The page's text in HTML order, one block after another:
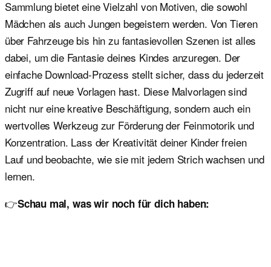
Sammlung bietet eine Vielzahl von Motiven, die sowohl
Mädchen als auch Jungen begeistern werden. Von Tieren
über Fahrzeuge bis hin zu fantasievollen Szenen ist alles
dabei, um die Fantasie deines Kindes anzuregen. Der
einfache Download-Prozess stellt sicher, dass du jederzeit
Zugriff auf neue Vorlagen hast. Diese Malvorlagen sind
nicht nur eine kreative Beschäftigung, sondern auch ein
wertvolles Werkzeug zur Förderung der Feinmotorik und
Konzentration. Lass der Kreativität deiner Kinder freien
Lauf und beobachte, wie sie mit jedem Strich wachsen und
lernen.
👉Schau mal, was wir noch für dich haben: